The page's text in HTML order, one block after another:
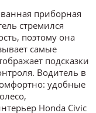
приборная
стремился
поэтому она
самые
подсказки
Водитель в
удобные
Honda Civic